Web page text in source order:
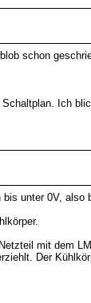
schon
Ich
unter 0V, also
mit dem
Der